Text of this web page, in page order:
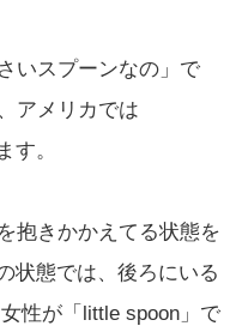
いスプーンなの」で
アメリカでは
す。
抱きかかえてる状態を
状態では、後ろにいる
性が「little spoon」で